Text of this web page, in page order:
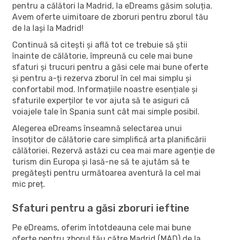
pentru a călători la Madrid, la eDreams găsim soluția.
Avem oferte uimitoare de zboruri pentru zborul tău
de la Iași la Madrid!
Continuă să citești și află tot ce trebuie să știi
înainte de călătorie, împreună cu cele mai bune
sfaturi și trucuri pentru a găsi cele mai bune oferte
și pentru a-ți rezerva zborul în cel mai simplu și
confortabil mod. Informațiile noastre esențiale și
sfaturile experților te vor ajuta să te asiguri că
voiajele tale în Spania sunt cât mai simple posibil.
Alegerea eDreams înseamnă selectarea unui
însoțitor de călătorie care simplifică arta planificării
călătoriei. Rezervă astăzi cu cea mai mare agenție de
turism din Europa și lasă-ne să te ajutăm să te
pregătești pentru următoarea aventură la cel mai
mic preț.
Sfaturi pentru a găsi zboruri ieftine
Pe eDreams, oferim întotdeauna cele mai bune